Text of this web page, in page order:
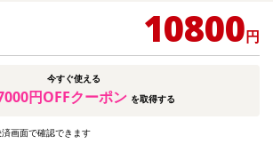
10800円
今すぐ使える
円OFFクーポン を取得する
画面で確認できます